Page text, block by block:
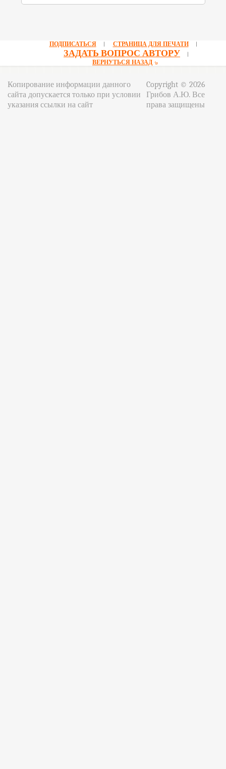
ПОДПИСАТЬСЯ| СТРАНИЦА ДЛЯ ПЕЧАТИ|
ЗАДАТЬ ВОПРОС АВТОРУ
ВЕРНУТЬСЯ НАЗАД
Копирование информации данного
сайта допускается только при условии
указания ссылки на сайт
Copyright © 2026
Грибов А.Ю. Все
права защищены